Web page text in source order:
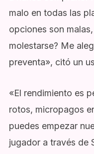
malo en todas las
opciones son
molestarse? Me
preventa», citó un
«El rendimiento es
rotos, micropagos
puedes empezar
jugador a través de